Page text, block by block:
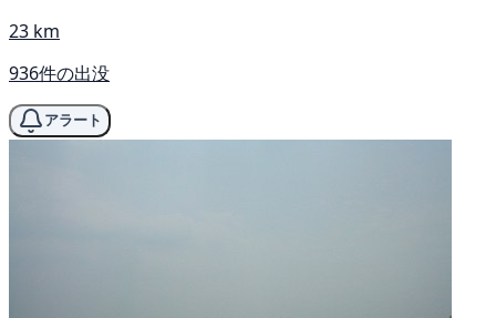
23 km
936件の出没
アラート